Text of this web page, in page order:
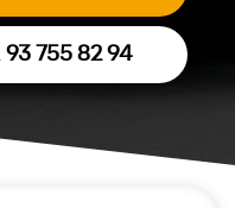
93 755 82 94